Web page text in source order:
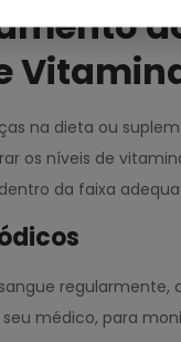
na dieta ou
os níveis de
da faixa
regularmente,
médico, para